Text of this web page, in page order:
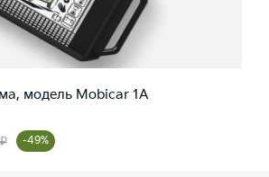
модель Mobicar 1A
-49%